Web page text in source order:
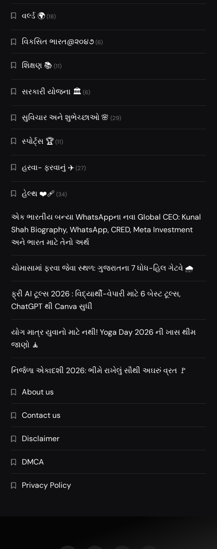
વર્લ્ડ 🌍(18)
વિકસિત ભારત@૨૦૪૭(6)
શિક્ષણ 📚 (11)
સરકારી યોજના 🏛️ (6)
સુવિચાર અને શુભેચ્છાઓ 🌸 (29)
સ્પોર્ટ્સ 🏆(11)
હરવા- ફરવાનું ✈️(27)
હેલ્થ ❤️‍🩹 (34)
એક ભારતીય બન્યા WhatsAppના નવા Global CEO: Kunal
Shah Biography, WhatsApp, CRED, Meta Investment
અને ભારત માટે તેનો અર્થ
ચોમાસામાં ફરવા જેવા સ્થળ: ગુજરાતના 7 ધોધ-હિલ ગેટવે 🌧️
ફ્રી AI ટૂલ્સ 2026 : વિદ્યાર્થી-વેપારી માટે 6 બેસ્ટ ટૂલ્સ,
ChatGPT થી Canva સુધી
યોગ માત્ર યુવાનો માટે નથી! Yoga Day 2026 ની ખાસ થીમ
જાણો 🧘
નિર્જળા એકાદશી 2026: ભીમે રાખેલું સૌથી અઘરું વ્રત 🚩
About us
Contact us
Disclaimer
DMCA
Privacy Policy